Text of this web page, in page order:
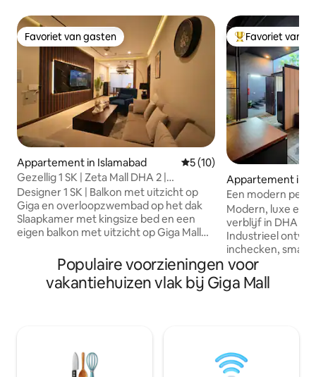
Favoriet van gasten
Favoriet van gasten
Appartement in Islamabad Gemiddelde beoordeling
5 (10)
Gezellig 1 SK | Zeta Mall DHA 2 |
Overloopzwembad
Designer 1 SK | Balkon met uitzicht op
Giga en overloopzwembad op het dak
Slaapkamer met kingsize bed en een
eigen balkon met uitzicht op Giga Mall
de Zeta Mall Food Court — restaurants
en winkels aan je voeten. Hoogtepunten
55 inch smart-tv en wifi van 30 Mbps
steenworp afstand van winkelcentrum
Topfavoriet van
Favoriet van
Appartement in
Een modern
DHA Fase 2 Isb
Modern, luxe en
verblijf in DHA
Industrieel
inchecken,
inbegrepen,
uitgeruste
koelkast,
cafés, op slechts
van Central Park,
Populaire voorzieningen voor
vakantiehuizen vlak bij Giga Mall